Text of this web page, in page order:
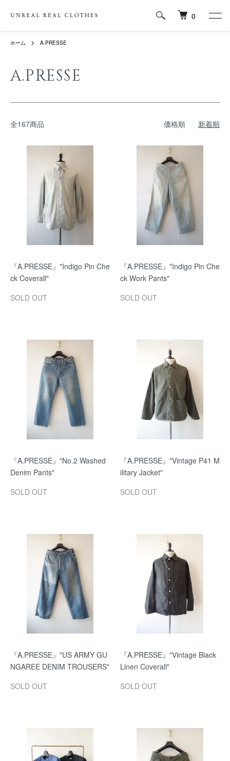
0
ホーム A.PRESSE
A.PRESSE
全167商品 価格順 新着順
『A.PRESSE』"Indigo Pin Che
ck Coverall"
SOLD OUT
『A.PRESSE』"Indigo Pin Che
ck Work Pants"
SOLD OUT
『A.PRESSE』"No.2 Washed
Denim Pants"
SOLD OUT
『A.PRESSE』"Vintage P41 M
ilitary Jacket"
SOLD OUT
『A.PRESSE』"US ARMY GU
NGAREE DENIM TROUSERS"
SOLD OUT
『A.PRESSE』"Vintage Black
Linen Coverall"
SOLD OUT